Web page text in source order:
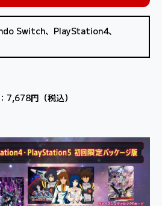
Switch、PlayStation4、
7,678円（税込）